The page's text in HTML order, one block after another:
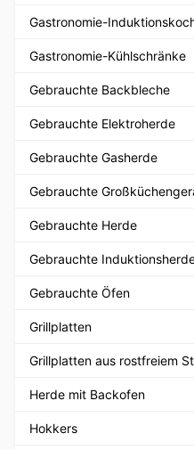
Gastronomie-
Gastronomie-Kühlschränke
Gebrauchte Backbleche
Gebrauchte Elektroherde
Gebrauchte Gasherde
Gebrauchte
Gebrauchte Herde
Gebrauchte
Gebrauchte Öfen
Grillplatten
Grillplatten aus rostfreiem
Herde mit Backofen
Hokkers